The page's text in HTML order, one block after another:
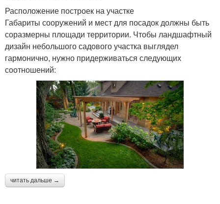
Расположение построек на участке
Габариты сооружений и мест для посадок должны быть
соразмерны площади территории. Чтобы ландшафтный
дизайн небольшого садового участка выглядел
гармонично, нужно придерживаться следующих
соотношений:
читать дальше →